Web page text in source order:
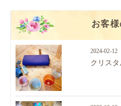
お客
2024-02-12
クリス